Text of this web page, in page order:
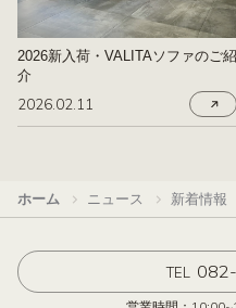
2026新入荷・VALITAソファのご紹
介
2026.02.11
ホーム ニュース 新着情報
TEL